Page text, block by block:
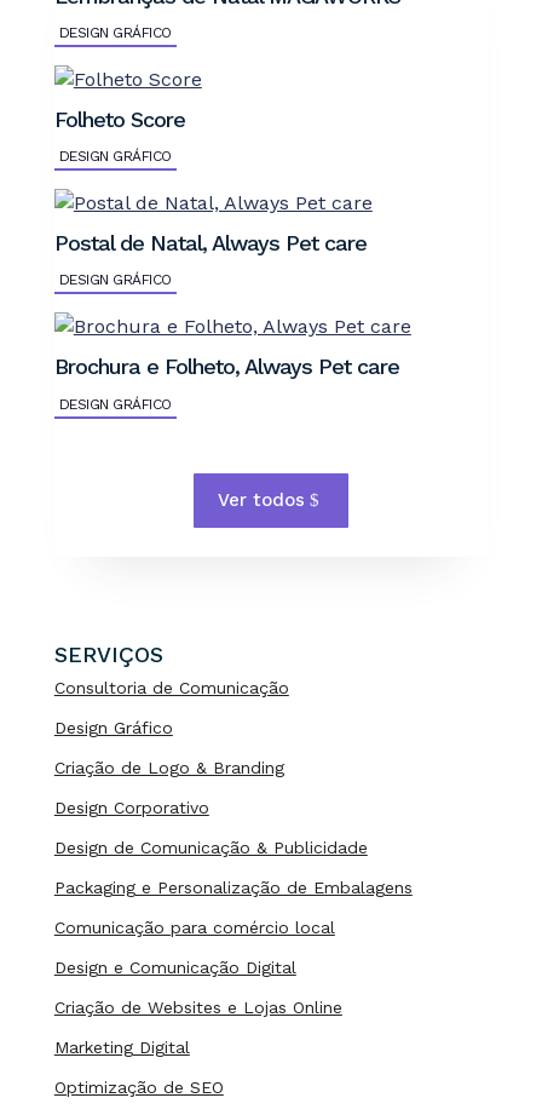
DESIGN GRÁFICO
Folheto Score
DESIGN GRÁFICO
Postal de Natal, Always Pet care
DESIGN GRÁFICO
Brochura e Folheto, Always Pet care
DESIGN GRÁFICO
Ver todos
SERVIÇOS
Consultoria de Comunicação
Design Gráfico
Criação de Logo & Branding
Design Corporativo
Design de Comunicação & Publicidade
Packaging e Personalização de Embalagens
Comunicação para comércio local
Design e Comunicação Digital
Criação de Websites e Lojas Online
Marketing Digital
Optimização de SEO